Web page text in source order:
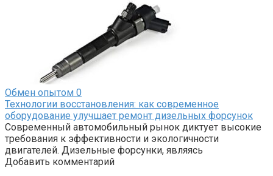
Обмен опытом 0
Технологии восстановления: как современное
оборудование улучшает ремонт дизельных форсунок
Современный автомобильный рынок диктует высокие
требования к эффективности и экологичности
двигателей. Дизельные форсунки, являясь
Добавить комментарий